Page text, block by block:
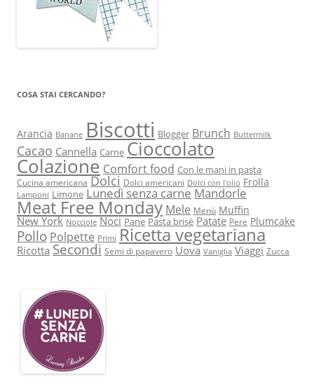
COSA STAI CERCANDO?
Arancia Banane Biscotti Blogger Brunch Buttermilk
Cacao Cannella Carne Cioccolato
Colazione Comfort food Con le mani in pasta
Cucina americana Dolci Dolci americani Dolci con l'olio Frolla
Lamponi Limone Lunedì senza carne Mandorle
Meat Free Monday Mele Menù Muffin
New York Nocciole Noci Pane Pasta brisè Patate Pere Plumcake
Pollo Polpette Primi Ricetta vegetariana
Ricotta Secondi Semi di papavero Uova Vaniglia Viaggi Zucca